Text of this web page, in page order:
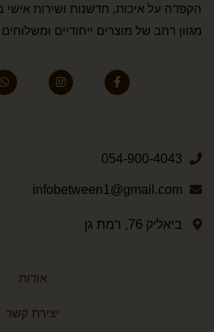
הקפדה על איכות, חדשנות ושירות אישי
מגוון רחב של מוצרים ייחודיים
054-900-4043
infobetween1@gmail.com
ביאליק 76, רמת גן
אודות
יצירת קשר